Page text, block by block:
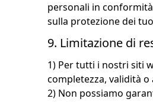
personali in
sulla protezione dei
9. Limitazione di
1) Per tutti i nostri siti
completezza, validità
2) Non possiamo